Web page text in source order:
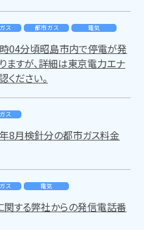
ス 都市ガス 電気
時04分頃昭島市内で停電が発
ますが、詳細は東京電力エナ
ださい。
ス
8月検針分の都市ガス料金
ス 電気
関する弊社からの発信電話番